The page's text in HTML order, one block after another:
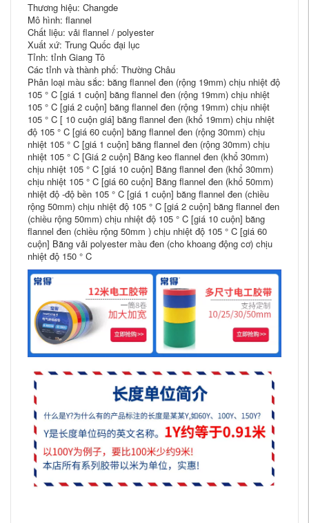
Thương hiệu: Changde
Mô hình: flannel
Chất liệu: vải flannel / polyester
Xuất xứ: Trung Quốc đại lục
Tỉnh: tỉnh Giang Tô
Các tỉnh và thành phố: Thường Châu
Phân loại màu sắc: băng flannel đen (rộng 19mm) chịu nhiệt độ
105 ° C [giá 1 cuộn] băng flannel đen (rộng 19mm) chịu nhiệt
105 ° C [giá 2 cuộn] băng flannel đen (rộng 19mm) chịu nhiệt
105 ° C [ 10 cuộn giá] băng flannel đen (khổ 19mm) chịu nhiệt
độ 105 ° C [giá 60 cuộn] băng flannel đen (rộng 30mm) chịu
nhiệt 105 ° C [giá 1 cuộn] băng flannel đen (rộng 30mm) chịu
nhiệt 105 ° C [Giá 2 cuộn] Băng keo flannel đen (khổ 30mm)
chịu nhiệt 105 ° C [giá 10 cuộn] Băng flannel đen (khổ 30mm)
chịu nhiệt 105 ° C [giá 60 cuộn] Băng flannel đen (khổ 50mm)
nhiệt độ -độ bền 105 ° C [giá 1 cuộn] băng flannel đen (chiều
rộng 50mm) chịu nhiệt độ 105 ° C [giá 2 cuộn] băng flannel đen
(chiều rộng 50mm) chịu nhiệt độ 105 ° C [giá 10 cuộn] băng
flannel đen (chiều rộng 50mm ) chịu nhiệt độ 105 ° C [giá 60
cuộn] Băng vải polyester màu đen (cho khoang động cơ) chịu
nhiệt độ 150 ° C